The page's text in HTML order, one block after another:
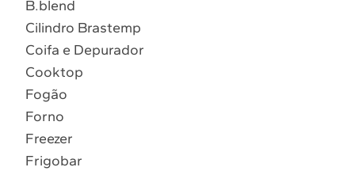
Atendimento Brastemp
5 º Cooktop
6º Microondas Brastemp
7º Forno
8º Embutir
9º Lava Seca
B.blend
Cilindro Brastemp
Coifa e Depurador
Cooktop
Fogão
Forno
Freezer
Frigobar